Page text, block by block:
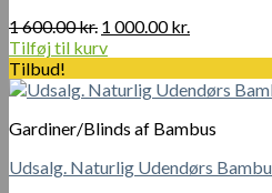
1 600.00kr. Den
oprindelige
var:
600.00 kr..
1 000.00kr.
er:
000.00 kr..
Tilføj til kurv
Tilbud!
Gardiner/Blinds af Bambus
Udsalg. Naturlig Udendørs